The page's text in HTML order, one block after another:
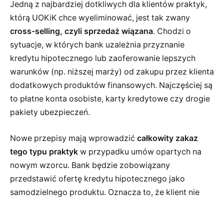
Jedną z najbardziej dotkliwych dla klientów praktyk,
którą UOKiK chce wyeliminować, jest tak zwany
cross-selling, czyli sprzedaż wiązana. Chodzi o
sytuacje, w których bank uzależnia przyznanie
kredytu hipotecznego lub zaoferowanie lepszych
warunków (np. niższej marży) od zakupu przez klienta
dodatkowych produktów finansowych. Najczęściej są
to płatne konta osobiste, karty kredytowe czy drogie
pakiety ubezpieczeń.
Nowe przepisy mają wprowadzić całkowity zakaz
tego typu praktyk w przypadku umów opartych na
nowym wzorcu. Bank będzie zobowiązany
przedstawić ofertę kredytu hipotecznego jako
samodzielnego produktu. Oznacza to, że klient nie